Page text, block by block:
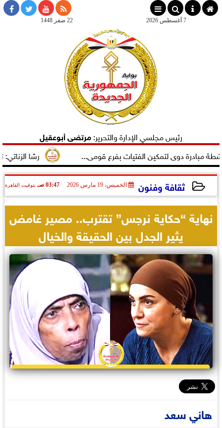
× 22 صفر 1448 7 أغسطس 2026
رئيس مجلسي الإدارة والتحرير:مرتضى أبوعقيل
رشا الزناتي: تهنئ لتمكين الفتيات بفرع قومى...
ثقافة وفنون الخميس، 19 مارس 2026 03:47 صـ بتوقيت القاهرة
نهاية “حكاية نرجس” تقترب.. مصير غامض
يثير الجدل بين الحقيقة والخيال
هاني سعد